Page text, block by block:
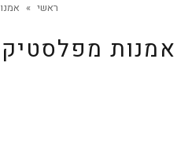
ראשי »
אמנות מפלסטיק